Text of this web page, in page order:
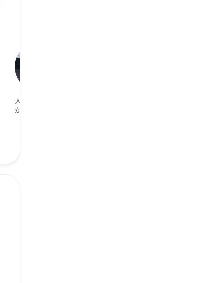
人混みより自然
がいい！